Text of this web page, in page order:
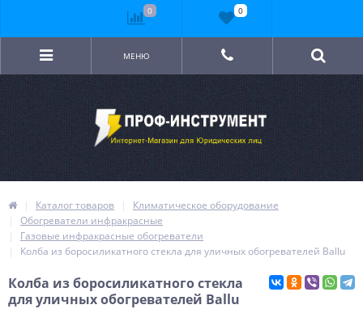
МЕНЮ
Каталог товаров
Климатическое оборудование
Обогреватели инфракрасные
Газовые инфракрасные обогреватели
Колба из боросиликатного стекла для уличных обогревателей Ballu
Колба из боросиликатного стекла
для уличных обогревателей Ballu
0 0